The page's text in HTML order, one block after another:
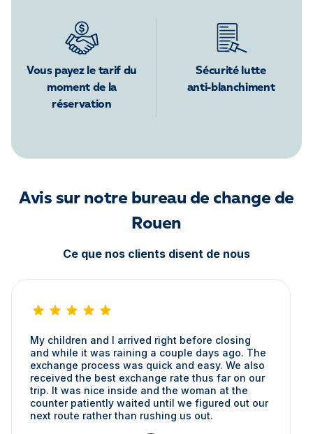
Vous payez le tarif du
moment de la
réservation
Sécurité lutte
anti-blanchiment
Avis sur notre bureau de change de
Rouen
Ce que nos clients disent de nous
My children and I arrived right before closing
and while it was raining a couple days ago. The
exchange process was quick and easy. We also
received the best exchange rate thus far on our
trip. It was nice inside and the woman at the
counter patiently waited until we figured out our
next route rather than rushing us out.